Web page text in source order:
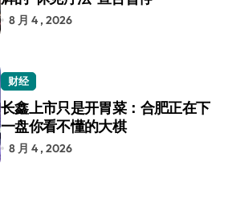
8 月 4 , 2026
财经
长鑫上市只是开胃菜：合肥正在下
一盘你看不懂的大棋
8 月 4 , 2026